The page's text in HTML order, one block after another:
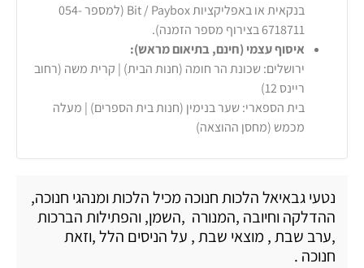
בנקאית או באפליקציות Bit / Paybox (למספר 054-
6718711 בצירוף מספר הזמנה).
איסוף עצמי (חינם, בתיאום מראש):
ירושלים: שכונת הר חומה (חנות הבית) | קרית משה (רחוב
ריינס 12)
בית הספארי: שער בנימין (חנות בית הספרים) | מעלה
מכמש (מחסן ההוצאה)
נטעי גבאיאל הלכות חנוכה מכיל הלכות ומנהגי חנוכה,
ההדלקה וחיובה ,המנורה ,השמן, והפתילות הברכות
,ערב שבת , מוצאי שבת , על הניסים הלל ,וזאת
חנוכה .